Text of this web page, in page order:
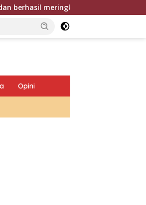
dua pelaku spesialis
Opini